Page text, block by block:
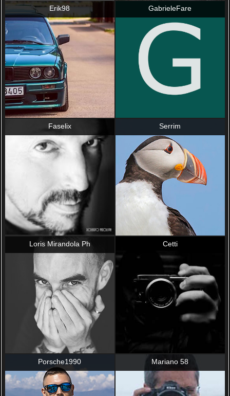
Erik98 GabrieleFare
Faselix Serrim
Loris Mirandola Ph Cetti
Porsche1990 Mariano 58